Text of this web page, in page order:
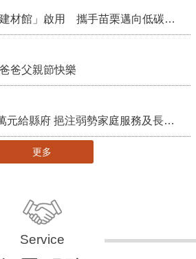
冠軍建材「近零展望建材館」啟用 攜手苗栗邁向低碳建築新未來
爸父親節快樂
苗栗玉清宮捐贈500萬元給縣府 挹注弱勢家庭服務及長照醫療資源
更多